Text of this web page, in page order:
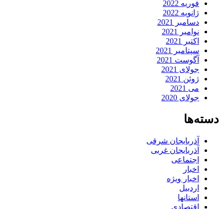
فوریه 2022
ژانویه 2022
دسامبر 2021
نوامبر 2021
اکتبر 2021
سپتامبر 2021
آگوست 2021
جولای 2021
ژوئن 2021
می 2021
جولای 2020
دسته‌ها
آذربایجان شرقی
آذربایجان غربی
اجتماعی
اخبار
اخبار ویژه
اردبیل
استانها
اقتصادی